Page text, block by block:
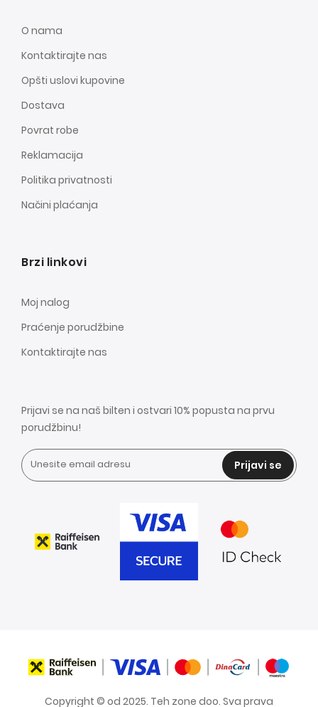
O nama
Kontaktirajte nas
Opšti uslovi kupovine
Dostava
Povrat robe
Reklamacija
Politika privatnosti
Načini plaćanja
Brzi linkovi
Moj nalog
Praćenje porudžbine
Kontaktirajte nas
Prijavi se na naš bilten i ostvari 10% popusta na prvu
porudžbinu!
Prijavi se
Copyright © od 2025. Teh zone doo. Sva prava